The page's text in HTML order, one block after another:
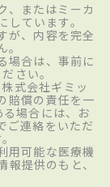
、またはミーカ
ています。
が、内容を完全
場合は、事前に
さい。
式会社ギミッ
賠償の責任を一
場合には、お
ご連絡をいただ
用可能な医療機
提供のもと、